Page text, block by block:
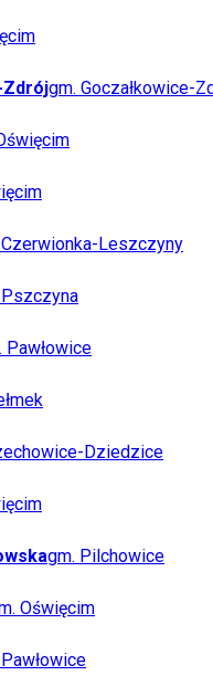
Zdrójgm. Goczałkowice-
Czerwionka-Leszczyny
Pszczyna
Pawłowice
Dziedzice
gm. Pilchowice
Oświęcim
Pawłowice